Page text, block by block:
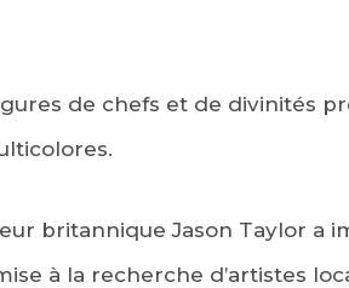
de chefs et de divinités
britannique Jason Taylor a
à la recherche d’artistes